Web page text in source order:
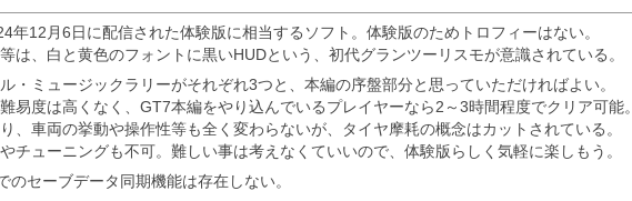
12月6日に配信された体験版に相当するソフト。体験版のためトロフィーはない。
は、白と黄色のフォントに黒いHUDという、初代グランツーリスモが意識されている。
・ミュージックラリーがそれぞれ3つと、本編の序盤部分と思っていただければよい。
易度は高くなく、GT7本編をやり込んでいるプレイヤーなら2～3時間程度でクリア可能。
、車両の挙動や操作性等も全く変わらないが、タイヤ摩耗の概念はカットされている。
チューニングも不可。難しい事は考えなくていいので、体験版らしく気軽に楽しもう。
セーブデータ同期機能は存在しない。